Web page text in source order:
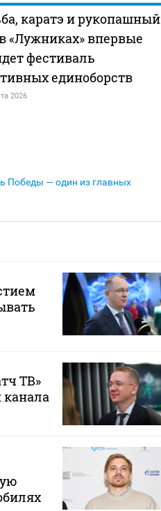
каратэ и рукопашный
«Лужниках» впервые
фестиваль
единоборств
2026
Победы — один из главных
ТВ»